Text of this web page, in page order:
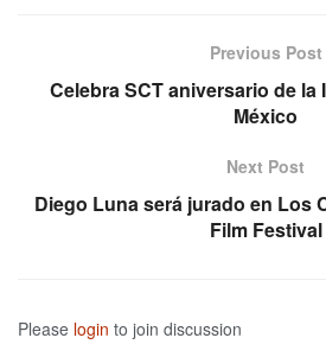
Previous Post
Celebra SCT aniversario de la
México
Next Post
Diego Luna será jurado en Los
Film Festival
Please login to join discussion